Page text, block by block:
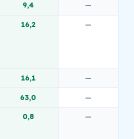
9,4 —
16,2 —
16,1 —
63,0 —
0,8 —